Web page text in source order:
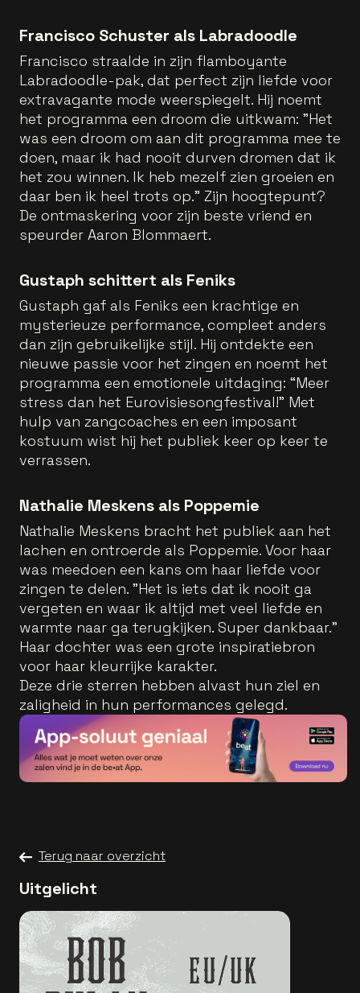
Francisco Schuster als Labradoodle
Francisco straalde in zijn flamboyante
Labradoodle-pak, dat perfect zijn liefde voor
extravagante mode weerspiegelt. Hij noemt
het programma een droom die uitkwam: "Het
was een droom om aan dit programma mee te
doen, maar ik had nooit durven dromen dat ik
het zou winnen. Ik heb mezelf zien groeien en
daar ben ik heel trots op." Zijn hoogtepunt?
De ontmaskering voor zijn beste vriend en
speurder Aaron Blommaert.
Gustaph schittert als Feniks
Gustaph gaf als Feniks een krachtige en
mysterieuze performance, compleet anders
dan zijn gebruikelijke stijl. Hij ontdekte een
nieuwe passie voor het zingen en noemt het
programma een emotionele uitdaging: “Meer
stress dan het Eurovisiesongfestival!” Met
hulp van zangcoaches en een imposant
kostuum wist hij het publiek keer op keer te
verrassen.
Nathalie Meskens als Poppemie
Nathalie Meskens bracht het publiek aan het
lachen en ontroerde als Poppemie. Voor haar
was meedoen een kans om haar liefde voor
zingen te delen. "Het is iets dat ik nooit ga
vergeten en waar ik altijd met veel liefde en
warmte naar ga terugkijken. Super dankbaar."
Haar dochter was een grote inspiratiebron
voor haar kleurrijke karakter.
Deze drie sterren hebben alvast hun ziel en
zaligheid in hun performances gelegd.
Terug naar overzicht
Uitgelicht